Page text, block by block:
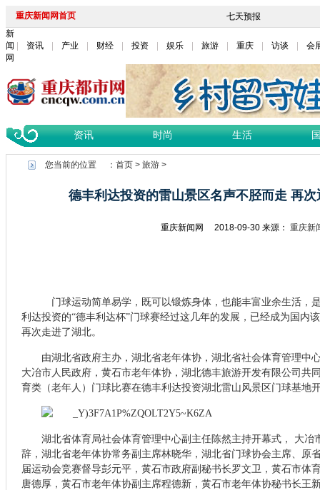
重庆新闻网首页
新
闻
网
资讯 产业 财经 投资 娱乐 旅游 重庆 访谈 会
资讯 时尚 生活
您当前的位置 ： 首页> 旅游>
德丰利达投资的雷山景区名声不胫而走 再
重庆新闻网 2018-09-30 来源： 重庆新
门球运动简单易学，既可以锻炼身体，也能丰富业余生活，
利达投资的“德丰利达杯”门球赛经过这几年的发展，已经成为国内
再次走进了湖北。
由湖北省政府主办，湖北省老年体协，湖北省社会体育管理中
大冶市人民政府，黄石市老年体协，湖北德丰旅游开发有限公司共
育类（老年人）门球比赛在德丰利达投资湖北雷山风景区门球基地
湖北省体育局社会体育管理中心副主任陈然主持开幕式， 大冶
辞，湖北省老年体协常务副主席林晓华，湖北省门球协会主席、原
届运动会竞赛督导彭元平，黄石市政府副秘书长罗文卫，黄石市体
唐德厚，黄石市老年体协副主席程德新，黄石市老年体协秘书长王